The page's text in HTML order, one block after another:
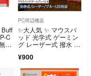
Buff
C
線
PC周辺機器
✨大人気 ✨ マウスパ
ッド 光学式 ゲーミン
グ レーザー式 撥水 大
¥900